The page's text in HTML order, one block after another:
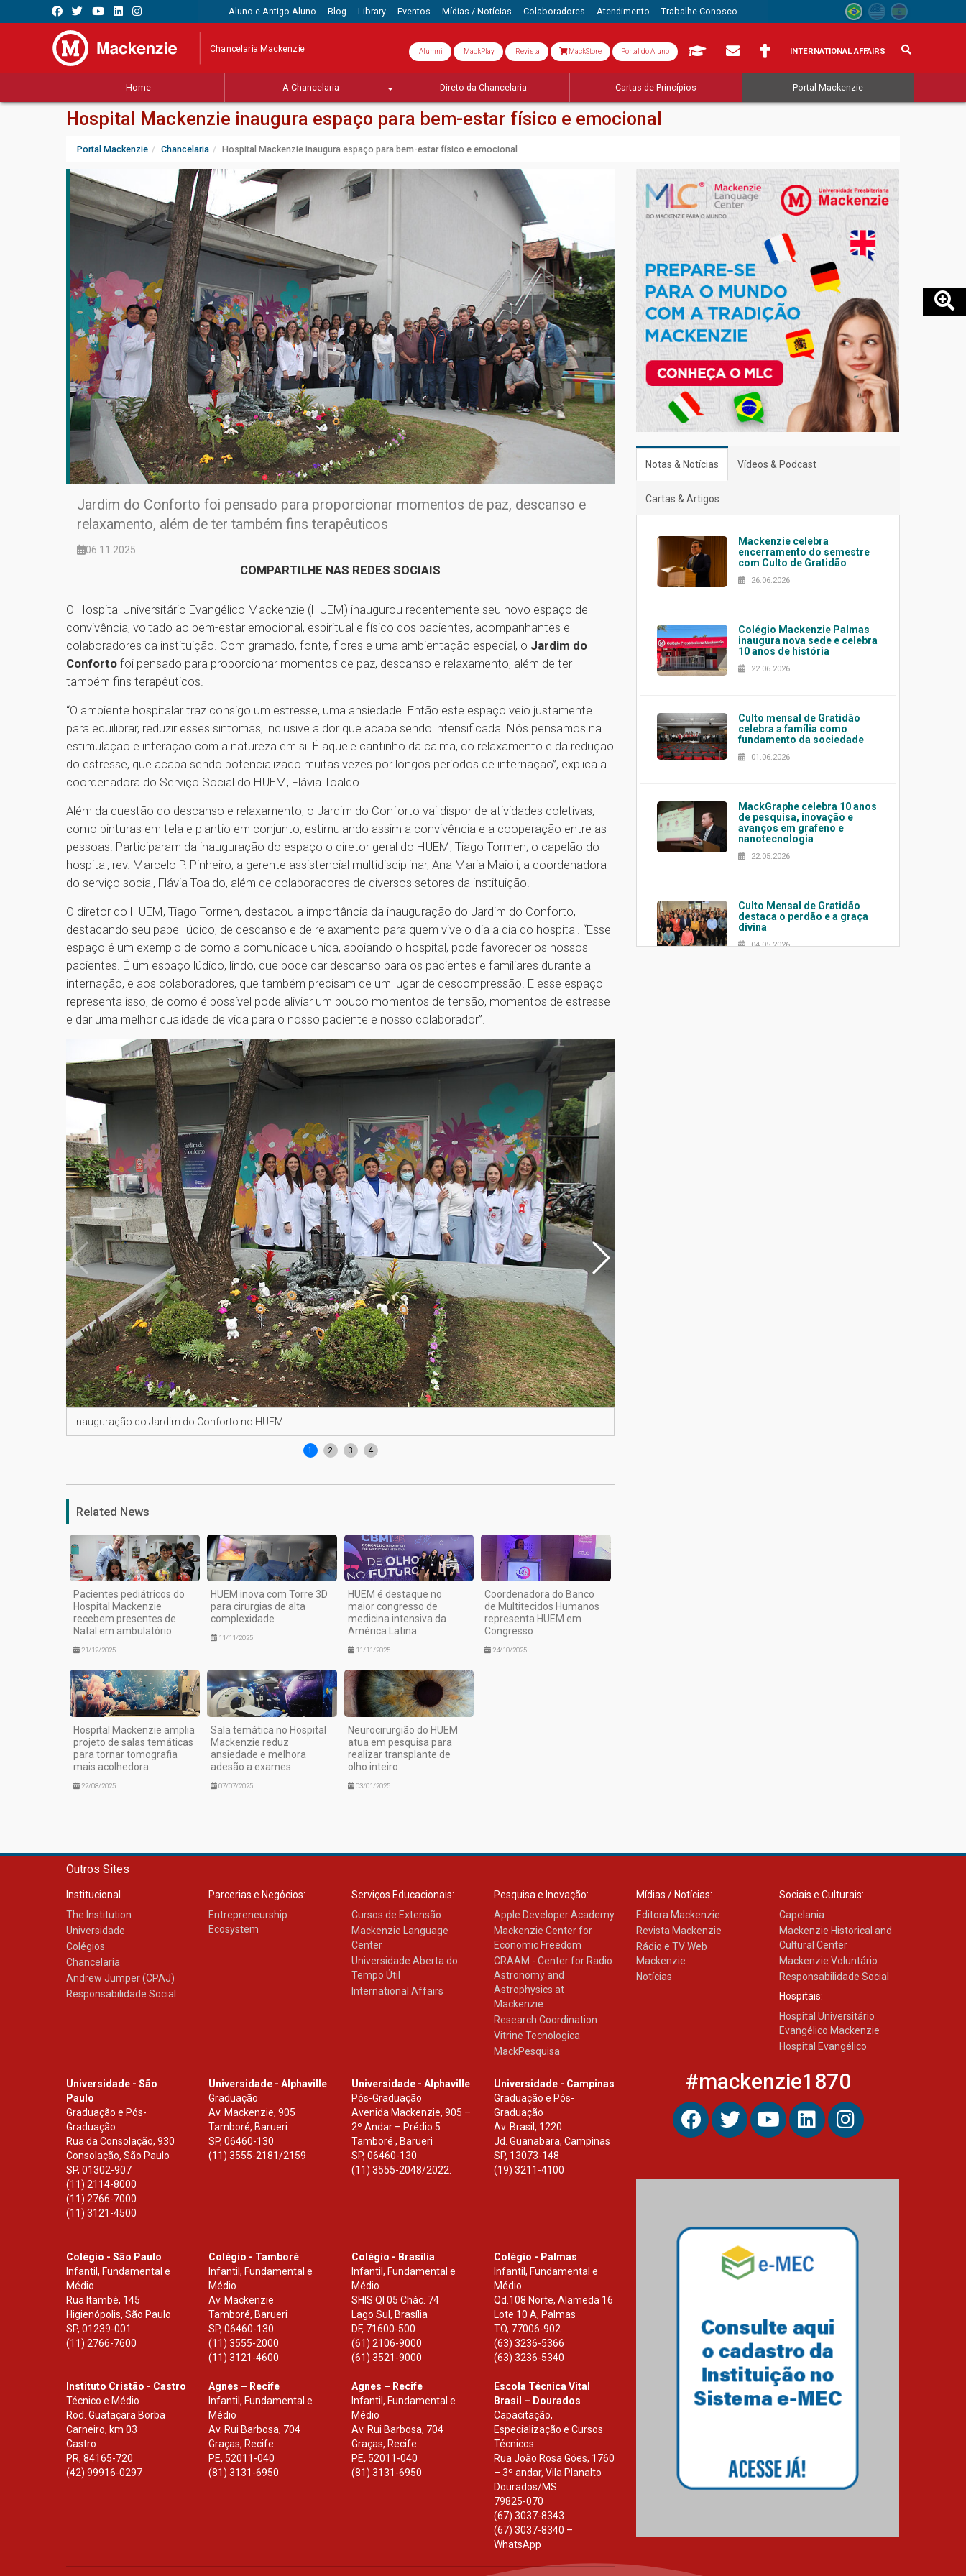
Aluno e Antigo Aluno Blog Library Eventos Mídias / Notícias Colaboradores Atendimento Trabalhe Conosco
Chancelaria Mackenzie Alumni MackPlay Revista MackStore Portal do Aluno INTERNATIONAL AFFAIRS
Home A Chancelaria Direto da Chancelaria Cartas de Princípios Portal Mackenzie
Hospital Mackenzie inaugura espaço para bem-estar físico e emocional
Portal Mackenzie Chancelaria Hospital Mackenzie inaugura espaço para bem-estar físico e emocional
Jardim do Conforto foi pensado para proporcionar momentos de paz, descanso e
relaxamento, além de ter também fins terapêuticos
06.11.2025
COMPARTILHE NAS REDES SOCIAIS
O Hospital Universitário Evangélico Mackenzie (HUEM) inaugurou recentemente seu novo espaço de
convivência, voltado ao bem-estar emocional, espiritual e físico dos pacientes, acompanhantes e
colaboradores da instituição. Com gramado, fonte, flores e uma ambientação especial, o Jardim do
Conforto foi pensado para proporcionar momentos de paz, descanso e relaxamento, além de ter
também fins terapêuticos.
“O ambiente hospitalar traz consigo um estresse, uma ansiedade. Então este espaço veio justamente
para equilibrar, reduzir esses sintomas, inclusive a dor que acaba sendo intensificada. Nós pensamos na
estimulação e interação com a natureza em si. É aquele cantinho da calma, do relaxamento e da redução
do estresse, que acaba sendo potencializado muitas vezes por longos períodos de internação”, explica a
coordenadora do Serviço Social do HUEM, Flávia Toaldo.
Além da questão do descanso e relaxamento, o Jardim do Conforto vai dispor de atividades coletivas,
como pinturas em tela e plantio em conjunto, estimulando assim a convivência e a cooperação entre as
pessoas. Participaram da inauguração do espaço o diretor geral do HUEM, Tiago Tormen; o capelão do
hospital, rev. Marcelo P. Pinheiro; a gerente assistencial multidisciplinar, Ana Maria Maioli; a coordenadora
do serviço social, Flávia Toaldo, além de colaboradores de diversos setores da instituição.
O diretor do HUEM, Tiago Tormen, destacou a importância da inauguração do Jardim do Conforto,
destacando seu papel lúdico, de descanso e de relaxamento para quem vive o dia a dia do hospital. “Esse
espaço é um exemplo de como a comunidade unida, apoiando o hospital, pode favorecer os nossos
pacientes. É um espaço lúdico, lindo, que pode dar descanso para os pacientes e familiares durante a
internação, e aos colaboradores, que também precisam de um lugar de descompressão. E esse espaço
representa isso, de como é possível pode aliviar um pouco momentos de tensão, momentos de estresse
e dar uma melhor qualidade de vida para o nosso paciente e nosso colaborador”.
Inauguração do Jardim do Conforto no HUEM
1 2 3 4
Related News
Pacientes pediátricos do
Hospital Mackenzie
recebem presentes de
Natal em ambulatório
21/12/2025
HUEM inova com Torre 3D
para cirurgias de alta
complexidade
11/11/2025
HUEM é destaque no
maior congresso de
medicina intensiva da
América Latina
11/11/2025
Coordenadora do Banco
de Multitecidos Humanos
representa HUEM em
Congresso
24/10/2025
Hospital Mackenzie amplia
projeto de salas temáticas
para tornar tomografia
mais acolhedora
22/08/2025
Sala temática no Hospital
Mackenzie reduz
ansiedade e melhora
adesão a exames
07/07/2025
Neurocirurgião do HUEM
atua em pesquisa para
realizar transplante de
olho inteiro
03/01/2025
Notas & Notícias Vídeos & Podcast
Cartas & Artigos
Mackenzie celebra
encerramento do semestre
com Culto de Gratidão
26.06.2026
Colégio Mackenzie Palmas
inaugura nova sede e celebra
10 anos de história
22.06.2026
Culto mensal de Gratidão
celebra a família como
fundamento da sociedade
01.06.2026
MackGraphe celebra 10 anos
de pesquisa, inovação e
avanços em grafeno e
nanotecnologia
22.05.2026
Culto Mensal de Gratidão
destaca o perdão e a graça
divina
04.05.2026
Outros Sites
Institucional
The Institution
Universidade
Colégios
Chancelaria
Andrew Jumper (CPAJ)
Responsabilidade Social
Parcerias e Negócios:
Entrepreneurship
Ecosystem
Serviços Educacionais:
Cursos de Extensão
Mackenzie Language
Center
Universidade Aberta do
Tempo Útil
International Affairs
Pesquisa e Inovação:
Apple Developer Academy
Mackenzie Center for
Economic Freedom
CRAAM - Center for Radio
Astronomy and
Astrophysics at
Mackenzie
Research Coordination
Vitrine Tecnologica
MackPesquisa
Mídias / Notícias:
Editora Mackenzie
Revista Mackenzie
Rádio e TV Web
Mackenzie
Notícias
Sociais e Culturais:
Capelania
Mackenzie Historical and
Cultural Center
Mackenzie Voluntário
Responsabilidade Social
Hospitais:
Hospital Universitário
Evangélico Mackenzie
Hospital Evangélico
Universidade - São
Paulo
Graduação e Pós-
Graduação
Rua da Consolação, 930
Consolação, São Paulo
SP, 01302-907
(11) 2114-8000
(11) 2766-7000
(11) 3121-4500
Universidade - Alphaville
Graduação
Av. Mackenzie, 905
Tamboré, Barueri
SP,06460-130
(11) 3555-2181/2159
Universidade - Alphaville
Pós-Graduação
Avenida Mackenzie, 905 –
2º Andar – Prédio 5
Tamboré , Barueri
SP, 06460-130
(11) 3555-2048/2022.
Universidade - Campinas
Graduação e Pós-
Graduação
Av. Brasil, 1220
Jd. Guanabara, Campinas
SP, 13073-148
(19) 3211-4100
Colégio - São Paulo
Infantil, Fundamental e
Médio
Rua Itambé, 145
Higienópolis, São Paulo
SP, 01239-001
(11) 2766-7600
Colégio - Tamboré
Infantil, Fundamental e
Médio
Av. Mackenzie
Tamboré, Barueri
SP,06460-130
(11) 3555-2000
(11) 3121-4600
Colégio - Brasília
Infantil, Fundamental e
Médio
SHIS Ql 05 Chác. 74
Lago Sul, Brasília
DF, 71600-500
(61) 2106-9000
(61) 3521-9000
Colégio - Palmas
Infantil, Fundamental e
Médio
Qd.108 Norte, Alameda 16
Lote 10 A, Palmas
TO, 77006-902
(63) 3236-5366
(63) 3236-5340
Instituto Cristão - Castro
Técnico e Médio
Rod. Guataçara Borba
Carneiro, km 03
Castro
PR, 84165-720
(42) 99916-0297
Agnes – Recife
Infantil, Fundamental e
Médio
Av. Rui Barbosa, 704
Graças, Recife
PE, 52011-040
(81) 3131-6950
Agnes – Recife
Infantil, Fundamental e
Médio
Av. Rui Barbosa, 704
Graças, Recife
PE, 52011-040
(81) 3131-6950
Escola Técnica Vital
Brasil – Dourados
Capacitação,
Especialização e Cursos
Técnicos
Rua João Rosa Góes, 1760
– 3º andar, Vila Planalto
Dourados/MS
79825-070
(67) 3037-8343
(67) 3037-8340 –
WhatsApp
#mackenzie1870